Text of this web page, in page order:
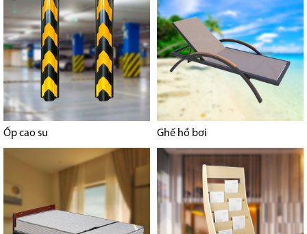
Ốp cao su Ghế hồ bơi